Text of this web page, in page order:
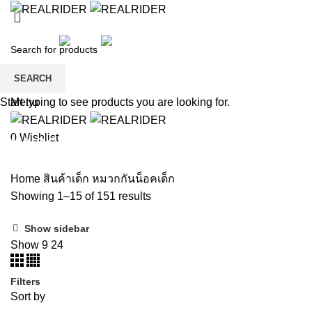
Wishlist
Menu
0 Wishlist
หมวกกันน็อคเด็ก
Home สินค้าเด็ก หมวกกันน็อคเด็ก
Showing 1–15 of 151 results
Show sidebar
Show 9 24
Filters
Sort by
SEARCH
Start typing to see products you are looking for.